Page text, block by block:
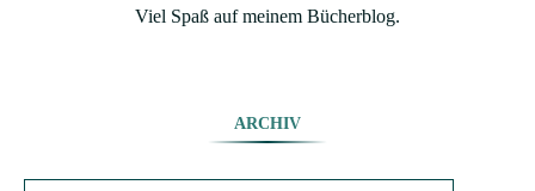
Viel Spaß auf meinem Bücherblog.
ARCHIV